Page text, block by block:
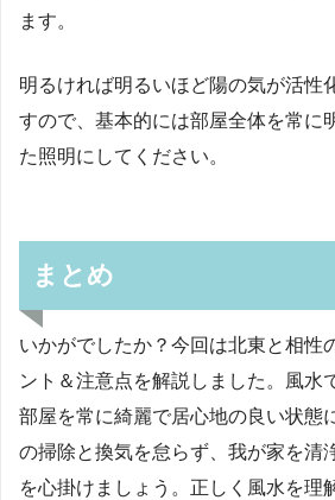
ます。
明るければ明るいほど陽の気が活性
すので、基本的には部屋全体を常に
た照明にしてください。
まとめ
いかがでしたか？今回は北東と相性
ント＆注意点を解説しました。風水
部屋を常に綺麗で居心地の良い状態
の掃除と換気を怠らず、我が家を清
を心掛けましょう。正しく風水を理